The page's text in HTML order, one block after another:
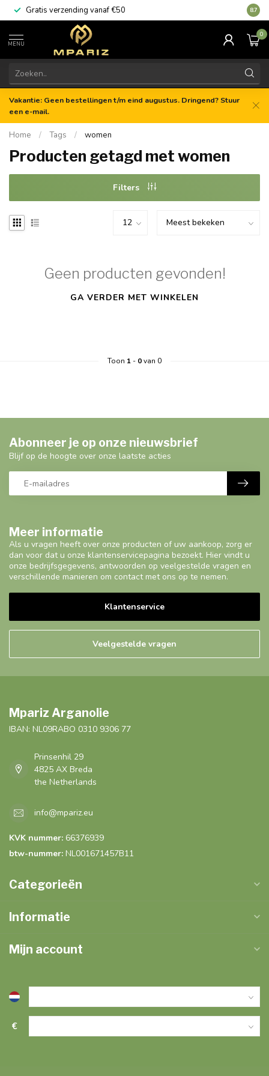
Gratis verzending vanaf €50 8.7
MENU
0
Vakantie: Geen bestellingen t/m eind augustus. Dringend? Stuur
een e-mail.
Home / Tags / women
Producten getagd met women
Filters
Geen producten gevonden!
GA VERDER MET WINKELEN
Toon 1- 0van 0
Meer informatie
Als u vragen heeft over onze producten of uw aankoop, zorg er
dan voor dat u onze klantenservicepagina bezoekt. Hier vindt u
onze bedrijfsgegevens, antwoorden op veelgestelde vragen en
verschillende manieren om contact met ons op te nemen.
Klantenservice
Veelgestelde vragen
Abonneer je op onze nieuwsbrief
Blijf op de hoogte over onze laatste acties
Mpariz Arganolie
IBAN: NL09RABO 0310 9306 77
Prinsenhil 29
4825 AX Breda
the Netherlands
info@mpariz.eu
KVK nummer: 66376939
btw-nummer: NL001671457B11
Categorieën
Informatie
Mijn account
€